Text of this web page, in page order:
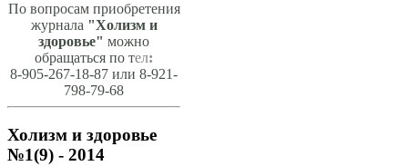
По вопросам приобретения
журнала "Холизм и
здоровье" можно
обращаться по тел:
8-905-267-18-87 или 8-921-
798-79-68
Холизм и здоровье
№1(9) - 2014